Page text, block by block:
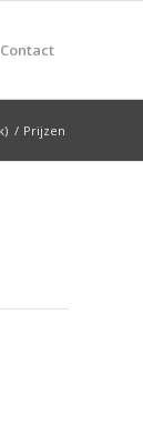
Contact
/ Prijzen